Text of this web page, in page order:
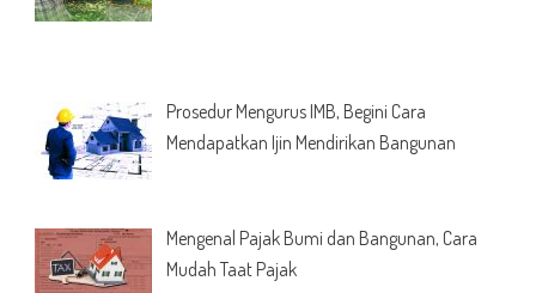
Prosedur Mengurus IMB, Begini Cara
Mendapatkan Ijin Mendirikan Bangunan
Mengenal Pajak Bumi dan Bangunan, Cara
Mudah Taat Pajak